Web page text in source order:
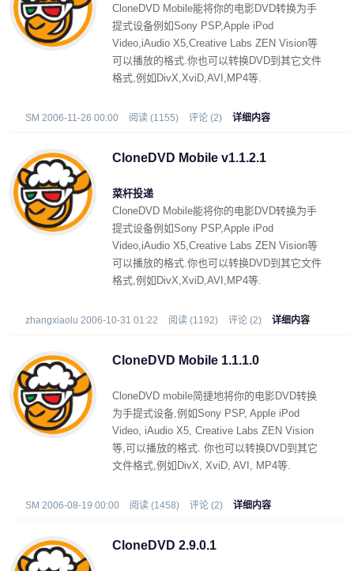
CloneDVD Mobile能将你的电影DVD转换为手
提式设备例如Sony PSP,Apple iPod
Video,iAudio X5,Creative Labs ZEN Vision等
可以播放的格式.你也可以转换DVD到其它文件
格式,例如DivX,XviD,AVI,MP4等.
SM 2006-11-26 00:00 阅读 (1155) 评论 (2) 详细内容
CloneDVD Mobile v1.1.2.1
菜杆投递
CloneDVD Mobile能将你的电影DVD转换为手
提式设备例如Sony PSP,Apple iPod
Video,iAudio X5,Creative Labs ZEN Vision等
可以播放的格式.你也可以转换DVD到其它文件
格式,例如DivX,XviD,AVI,MP4等.
zhangxiaolu 2006-10-31 01:22 阅读 (1192) 评论 (2) 详细内容
CloneDVD Mobile 1.1.1.0
CloneDVD mobile简捷地将你的电影DVD转换
为手提式设备,例如Sony PSP, Apple iPod
Video, iAudio X5, Creative Labs ZEN Vision
等,可以播放的格式. 你也可以转换DVD到其它
文件格式,例如DivX, XviD, AVI, MP4等.
SM 2006-08-19 00:00 阅读 (1458) 评论 (2) 详细内容
CloneDVD 2.9.0.1